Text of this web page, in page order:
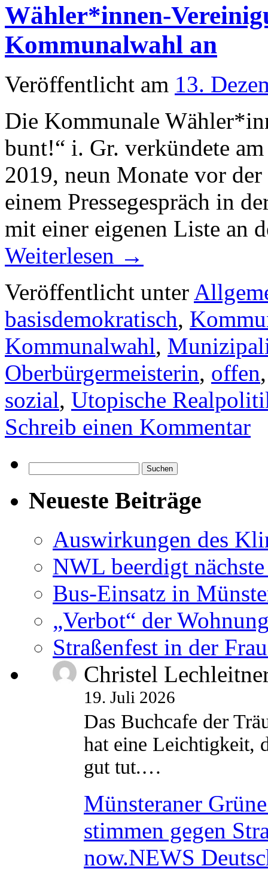
Wähler*innen-
Kommunalwahl an
Veröffentlicht am 13.
Die Kommunale
bunt!“ i. Gr. verkündete
2019, neun Monate vor
einem Pressegespräch in
mit einer eigenen Liste an
Weiterlesen →
Veröffentlicht unter
basisdemokratisch,
Kommunalwahl,
Oberbürgermeisterin, offen
sozial, Utopische
Schreib einen Kommentar
nach:
Neueste Beiträge
Auswirkungen des
NWL beerdigt
Bus-Einsatz in
„Verbot“ der
Straßenfest in der
Christel
19. Juli 2026
Das Buchcafe der
hat eine Leichtigkeit,
gut tut.…
Münsteraner
stimmen gegen
now.NEWS